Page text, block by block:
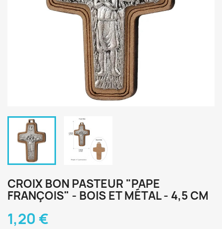
CROIX BON PASTEUR "PAPE
FRANÇOIS" - BOIS ET MÉTAL - 4,5 CM
1,20 €